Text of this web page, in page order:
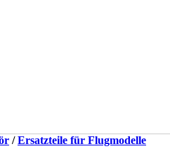
/Ersatzteile für Flugmodelle